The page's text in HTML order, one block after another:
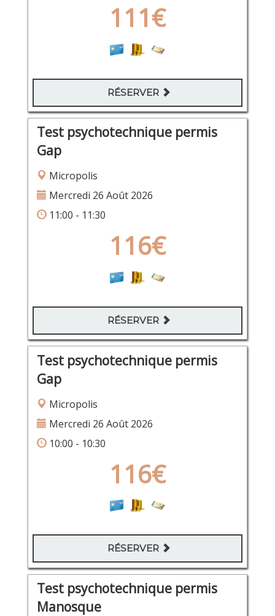
111€
RÉSERVER
Test psychotechnique permis
Gap
Micropolis
Mercredi 26 Août 2026
11:00 - 11:30
116€
RÉSERVER
Test psychotechnique permis
Gap
Micropolis
Mercredi 26 Août 2026
10:00 - 10:30
116€
RÉSERVER
Test psychotechnique permis
Manosque